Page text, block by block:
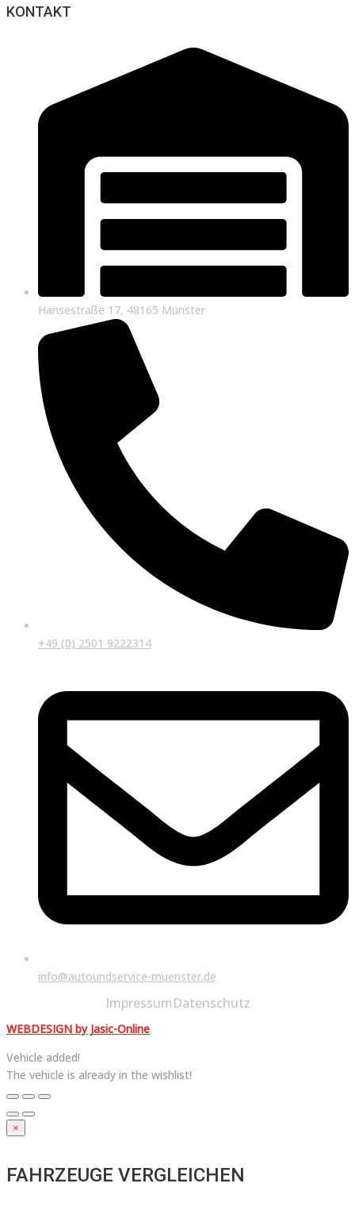
KONTAKT
Hansestraße 17, 48165 Münster
+49 (0) 2501 9222314
info@autoundservice-muenster.de
ImpressumDatenschutz
WEBDESIGN by Jasic-Online
Vehicle added!
The vehicle is already in the wishlist!
×
FAHRZEUGE VERGLEICHEN